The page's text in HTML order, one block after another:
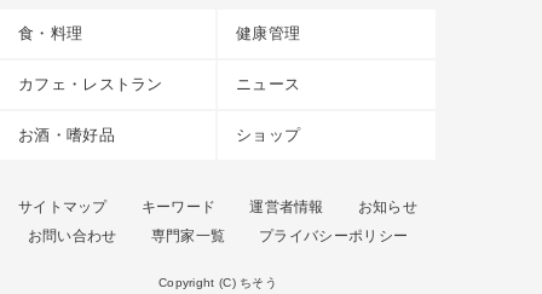
食・料理 健康管理
カフェ・レストラン ニュース
お酒・嗜好品 ショップ
サイトマップ キーワード 運営者情報
お知らせ
お問い合わせ
専門家一覧 プライバシーポリシー
Copyright (C) ちそう